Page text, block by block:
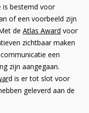
is bestemd voor
of een voorbeeld zijn
de Atlas Award voor
zichtbaar maken
een
zijn aangegaan.
d is er tot slot voor
geleverd aan de